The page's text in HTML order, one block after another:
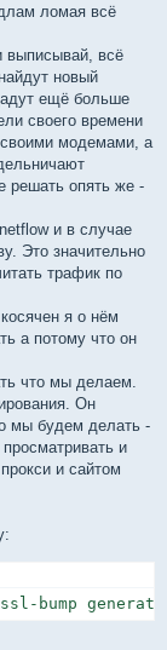
ломая всё
выписывай, всё
новый
ещё больше
своего времени
своими модемами, а
решать опять же -
и в случае
Это значительно
трафик по
я о нём
а потому что он
что мы делаем.
Он
мы будем делать -
и
и сайтом
bump